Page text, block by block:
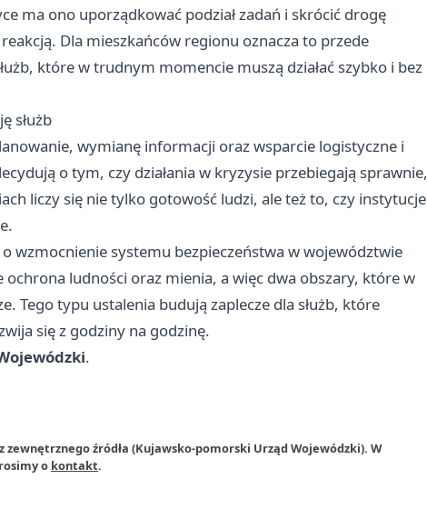
ma ono uporządkować podział zadań i skrócić drogę
Dla mieszkańców regionu oznacza to przede
które w trudnym momencie muszą działać szybko i bez
służb
wymianę informacji oraz wsparcie logistyczne i
o tym, czy działania w kryzysie przebiegają sprawnie,
liczy się nie tylko gotowość ludzi, ale też to, czy instytucje
wzmocnienie systemu bezpieczeństwa w województwie
ludności oraz mienia, a więc dwa obszary, które w
Tego typu ustalenia budują zaplecze dla służb, które
się z godziny na godzinę.
.
źródła (Kujawsko-pomorski Urząd Wojewódzki). W
o kontakt.